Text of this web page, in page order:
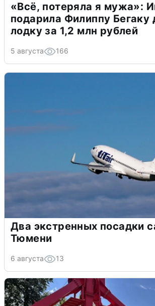
«Всё, потеряла я мужа»:
подарила Филиппу
лодку за 1,2 млн рублей
5 августа 166
Два экстренных посадки
Тюмени
6 августа 13